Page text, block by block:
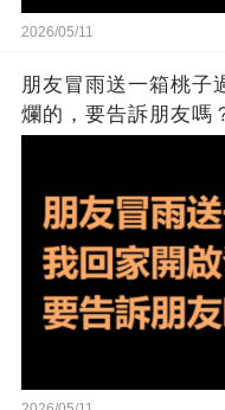
2026/05/11
朋友冒雨送一箱桃子
爛的，要告訴朋友嗎